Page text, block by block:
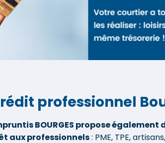
professionnel
BOURGES propose également
aux professionnels: PME, TPE,